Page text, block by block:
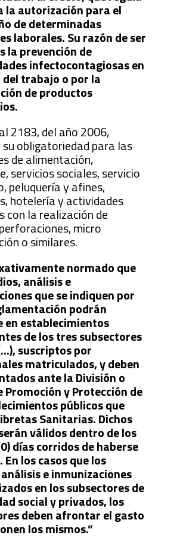
la autorización para el
de determinadas
laborales. Su razón de ser
la prevención de
infectocontagiosas en
trabajo o por la
de productos
2183, del año 2006,
obligatoriedad para las
de alimentación,
servicios sociales, servicio
peluquería y afines,
hotelería y actividades
con la realización de
micro
o similares.
normado que
análisis e
que se indiquen por
podrán
en establecimientos
de los tres subsectores
suscriptos por
matriculados, y deben
ante la División o
Promoción y Protección de
públicos que
Sanitarias. Dichos
válidos dentro de los
días corridos de haberse
los casos que los
e inmunizaciones
en los subsectores de
social y privados, los
deben afrontar el gasto
los mismos.”